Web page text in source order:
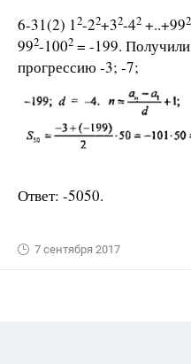
6-31(2) 12-22+32-42 +..+992
992-1002 = -199.
прогрессию -3; -7;
Ответ: -5050.
7 сентября 2017